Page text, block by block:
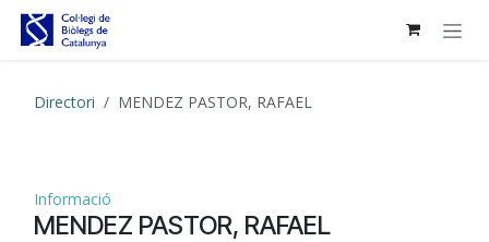
Skip to Content
Directori MENDEZ PASTOR, RAFAEL
Informació
MENDEZ PASTOR, RAFAEL